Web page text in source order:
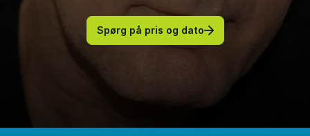
Spørg på pris og dato